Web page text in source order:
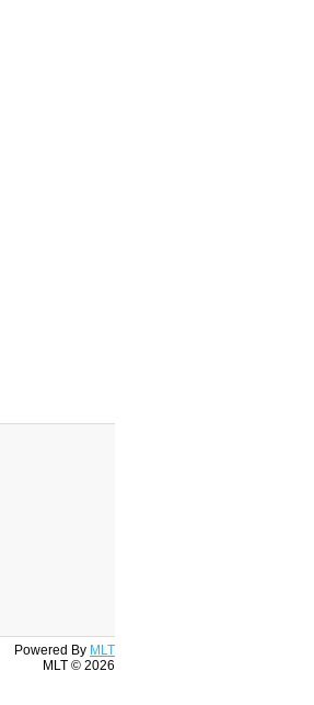
Powered By MLT
MLT © 2026